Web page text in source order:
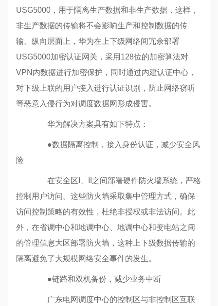
USG5000，用于隔离生产数据和非生产数据，这样，
非生产数据的传输将不会影响生产和控制数据的传
输。纵向层面上，华为在上下级网络间冗余部署
USG5000加密认证网关，采用128位的加密算法对
VPN内数据进行加密保护，同时通过内建认证中心，
对下级上联的用户接入进行认证识别，防止网络窃听
等恶意入侵行为对调度数据网形成侵害。
华为解决方案具有如下特点：
●数据隔离控制，接入身份认证，减少安全风
险
在安全区I、II之间部署硬件防火墙系统，严格
控制用户访问。这些防火墙采取集中管理方式，确保
访问控制策略的有效性，杜绝非授权或非法访问。此
外，在省调中心和地调中心、地调中心和变电站之间
的管理信息大区部署防火墙，这种上下级数据传输的
隔离避免了大规模网络安全事件的发生。
●链路和双机备份，减少业务中断
广东电网调度中心的控制区与非控制区互联